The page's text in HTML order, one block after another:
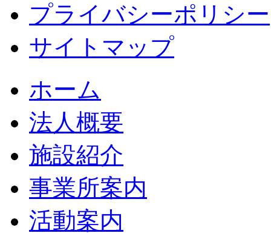
プライバシーポリシー
サイトマップ
ホーム
法人概要
施設紹介
事業所案内
活動案内